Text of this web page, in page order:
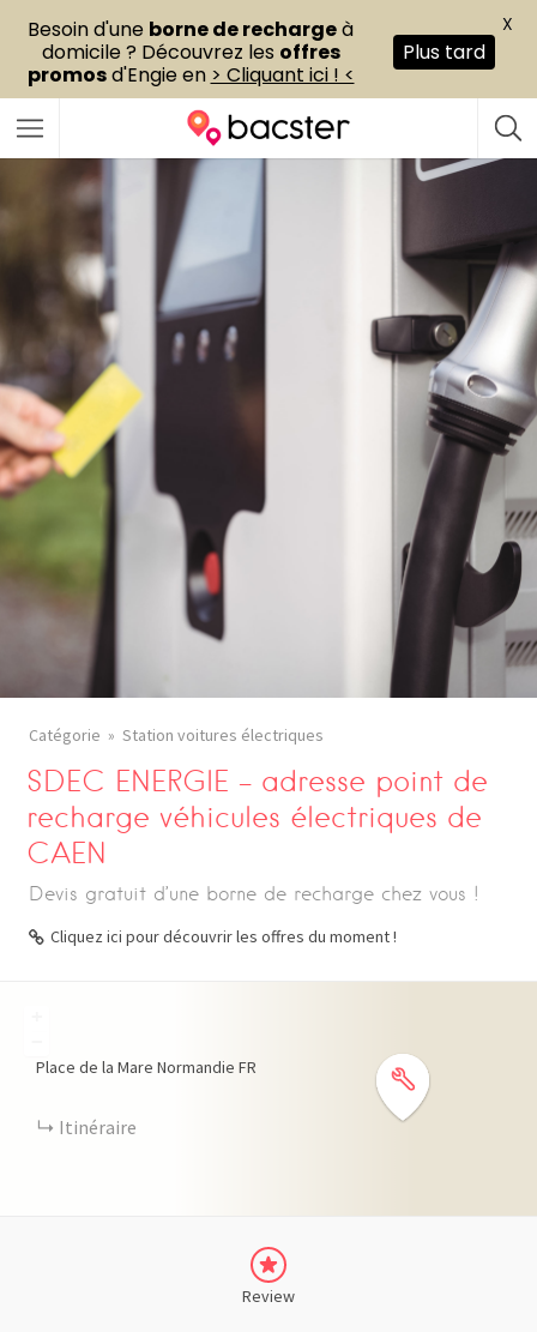
Catégorie Station voitures électriques
SDEC ENERGIE – adresse point de
recharge véhicules électriques de
CAEN
Devis gratuit d’une borne de recharge chez vous !
Cliquez ici pour découvrir les offres du moment !
Place de la Mare Normandie FR
Itinéraire
Review
Besoin d'une borne de rechargeà
domicile ? Découvrez les offres
promosd'Engie en > Cliquant ici ! <
Plus tard
X